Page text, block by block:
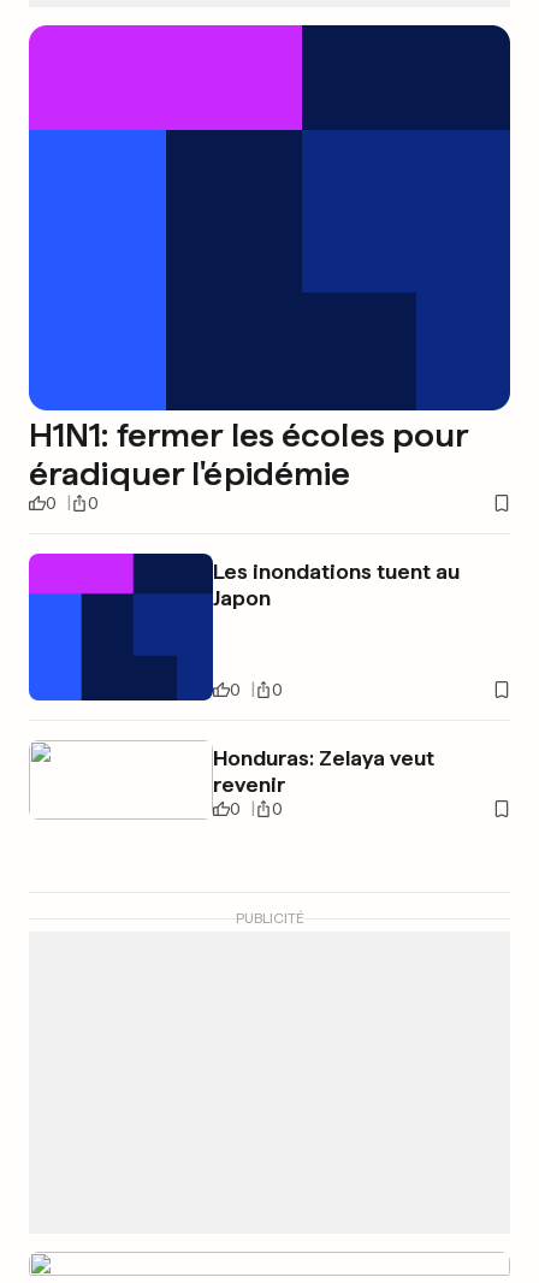
H1N1: fermer les écoles pour
éradiquer l'épidémie
0 0
Les inondations tuent au
Japon
0 0
Honduras: Zelaya veut
revenir
0 0
PUBLICITÉ